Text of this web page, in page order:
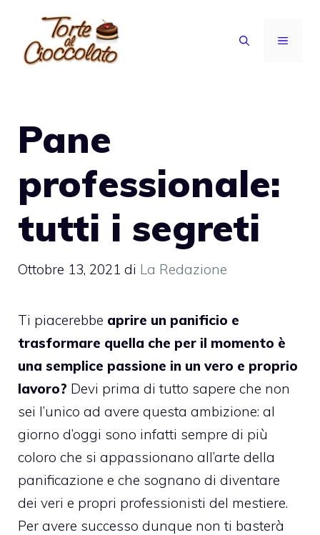
contenuto
MENU
Pane
professionale:
tutti i segreti
Ottobre 13, 2021 di La Redazione
Ti piacerebbe aprire un panificio e
trasformare quella che per il momento è
una semplice passione in un vero e proprio
lavoro? Devi prima di tutto sapere che non
sei l’unico ad avere questa ambizione: al
giorno d’oggi sono infatti sempre di più
coloro che si appassionano all’arte della
panificazione e che sognano di diventare
dei veri e propri professionisti del mestiere.
Per avere successo dunque non ti basterà